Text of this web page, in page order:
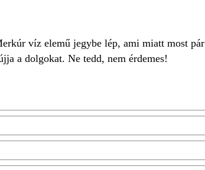
víz elemű jegybe lép, ami miatt most
a dolgokat. Ne tedd, nem érdemes!